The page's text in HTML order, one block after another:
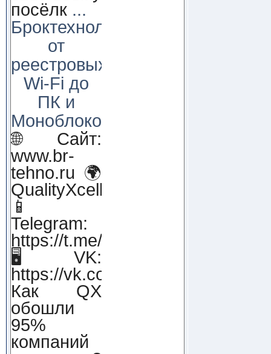
посёлк ...
Броктехнолоджи:
от
реестровых
Wi-Fi до
ПК и
Моноблоков!
🌐 Сайт:
www.br-
tehno.ru 🌍
QualityXcellence.ru
📱
Telegram:
https://t.me/qx_lab_IT
🖥 VK:
https://vk.com/qualityxcellenc
Как QX
обошли
95%
компаний